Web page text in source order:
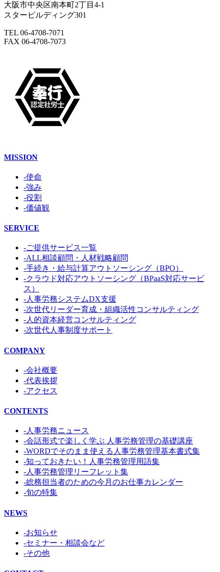
大阪市中央区南本町2丁目4-1
スタービルディング301
TEL 06-4708-7071
FAX 06-4708-7073
MISSION
-使命
-強み
-役割
-価値観
SERVICE
-ご提供サービス一覧
-ALL相談顧問・人材戦略顧問
-手続き・給与計算アウトソーシング（BPO）
-クラウド対応アウトソーシング（BPaaS対応サービ
ス）
-人事労務システムDX支援
-次世代リーダー育成・組織活性コンサルティング
-人的資本経営コンサルティング
-次世代人事制度サポート
COMPANY
-会社概要
-代表挨拶
-アクセス
CONTENTS
-人事労務ニュース
-会話形式で楽しく学ぶ 人事労務管理の基礎講座
-WORDでそのまま使える人事労務管理基本書式集
-知っておきたい！人事労務管理用語集
-人事労務管理リーフレット集
-総務担当者のための今月のお仕事カレンダー
-旬の特集
NEWS
-お知らせ
-セミナー・相談会など
-その他